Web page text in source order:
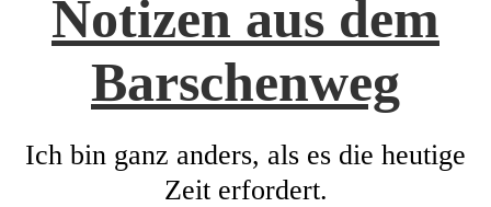
Notizen aus dem
Barschenweg
Ich bin ganz anders, als es die heutige
Zeit erfordert.